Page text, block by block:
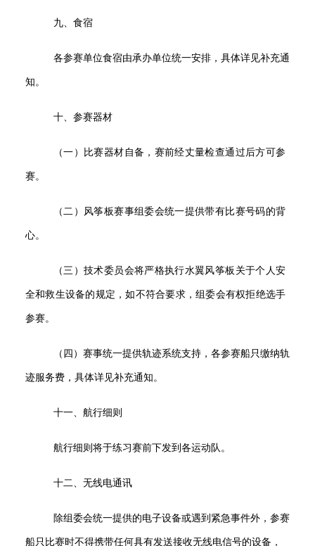
九、食宿
各参赛单位食宿由承办单位统一安排，具体详见补充通
知。
十、参赛器材
（一）比赛器材自备，赛前经丈量检查通过后方可参
赛。
（二）风筝板赛事组委会统一提供带有比赛号码的背
心。
（三）技术委员会将严格执行水翼风筝板关于个人安
全和救生设备的规定，如不符合要求，组委会有权拒绝选手
参赛。
（四）赛事统一提供轨迹系统支持，各参赛船只缴纳轨
迹服务费，具体详见补充通知。
十一、航行细则
航行细则将于练习赛前下发到各运动队。
十二、无线电通讯
除组委会统一提供的电子设备或遇到紧急事件外，参赛
船只比赛时不得携带任何具有发送接收无线电信号的设备，